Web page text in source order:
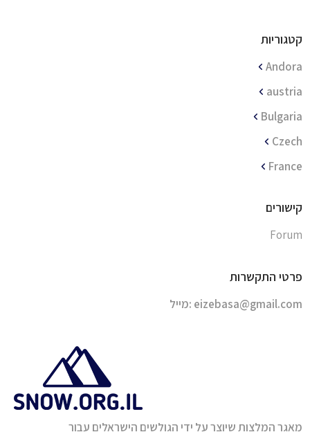
קטגוריות
Andora
austria
Bulgaria
Czech
France
קישורים
Forum
פרטי התקשרות
מייל: eizebasa@gmail.com
מאגר המלצות שיוצר על ידי הגולשים הישראלים עבור